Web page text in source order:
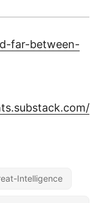
far-between-
Intelligence